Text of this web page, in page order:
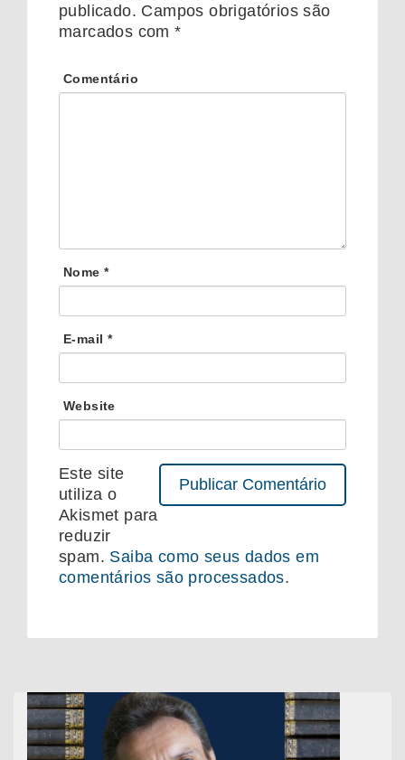
publicado. Campos obrigatórios são
marcados com*
Comentário
Nome *
E-mail *
Website
Este site
utiliza o
Akismet para
reduzir
spam. Saiba como seus dados em
comentários são processados.